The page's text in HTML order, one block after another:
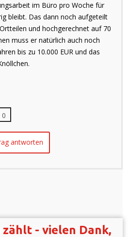
im Büro pro Woche für
bleibt. Das dann noch aufgeteilt
und hochgerechnet auf 70
muss er natürlich auch noch
bis zu 10.000 EUR und das
0
antworten
- vielen Dank,